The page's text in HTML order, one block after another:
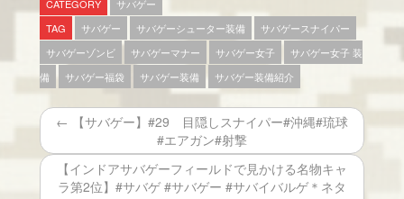
CATEGORY
サバゲー
TAG
サバゲー サバゲーシューター装備
サバゲースナイパー
サバゲーゾンビ
サバゲーマナー サバゲー女子
サバゲー女子 装
備
サバゲー福袋 サバゲー装備 サバゲー装備紹介
← 【サバゲー】#29 目隠しスナイパー#沖縄#琉球
#エアガン#射撃
【インドアサバゲーフィールドで見かける名物キャ
ラ第2位】#サバゲ #サバゲー #サバイバルゲ＊ネタ